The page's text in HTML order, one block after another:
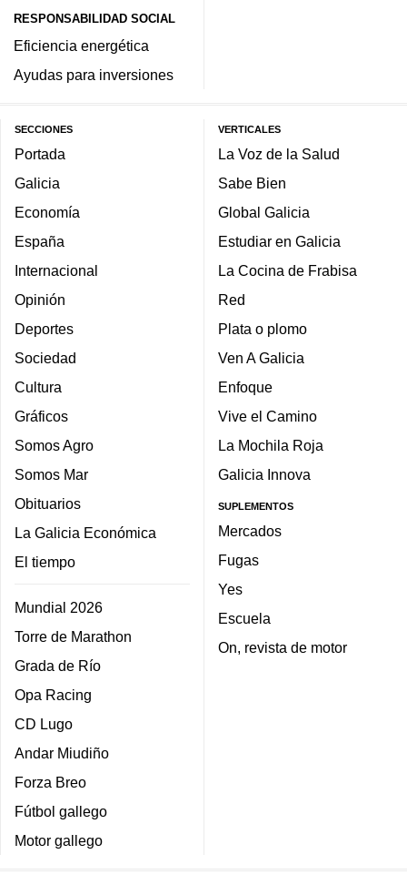
RESPONSABILIDAD SOCIAL
Eficiencia energética
Ayudas para inversiones
SECCIONES
Portada
Galicia
Economía
España
Internacional
Opinión
Deportes
Sociedad
Cultura
Gráficos
Somos Agro
Somos Mar
Obituarios
La Galicia Económica
El tiempo
Mundial 2026
Torre de Marathon
Grada de Río
Opa Racing
CD Lugo
Andar Miudiño
Forza Breo
Fútbol gallego
Motor gallego
VERTICALES
La Voz de la Salud
Sabe Bien
Global Galicia
Estudiar en Galicia
La Cocina de Frabisa
Red
Plata o plomo
Ven A Galicia
Enfoque
Vive el Camino
La Mochila Roja
Galicia Innova
SUPLEMENTOS
Mercados
Fugas
Yes
Escuela
On, revista de motor